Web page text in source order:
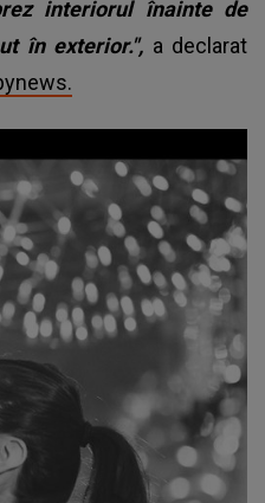
interiorul înainte de
în exterior.", a declarat